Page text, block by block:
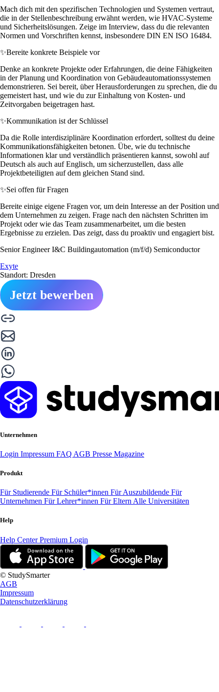
Mach dich mit den spezifischen Technologien und Systemen vertraut,
die in der Stellenbeschreibung erwähnt werden, wie HVAC-Systeme
und Sicherheitslösungen. Zeige im Interview, dass du die relevanten
Normen und Vorschriften kennst, insbesondere DIN EN ISO 16484.
✨Bereite konkrete Beispiele vor
Denke an konkrete Projekte oder Erfahrungen, die deine Fähigkeiten
in der Planung und Koordination von Gebäudeautomationssystemen
demonstrieren. Sei bereit, über Herausforderungen zu sprechen, die du
gemeistert hast, und wie du zur Einhaltung von Kosten- und
Zeitvorgaben beigetragen hast.
✨Kommunikation ist der Schlüssel
Da die Rolle interdisziplinäre Koordination erfordert, solltest du deine
Kommunikationsfähigkeiten betonen. Übe, wie du technische
Informationen klar und verständlich präsentieren kannst, sowohl auf
Deutsch als auch auf Englisch, um sicherzustellen, dass alle
Projektbeteiligten auf dem gleichen Stand sind.
✨Sei offen für Fragen
Bereite einige eigene Fragen vor, um dein Interesse an der Position und
dem Unternehmen zu zeigen. Frage nach den nächsten Schritten im
Projekt oder wie das Team zusammenarbeitet, um die besten
Ergebnisse zu erzielen. Das zeigt, dass du proaktiv und engagiert bist.
Senior Engineer I&C Buildingautomation (m/f/d) Semiconductor
Exyte
Standort: Dresden
Jetzt bewerben
Unternehmen
Login Impressum FAQ AGB Presse Magazine
Produkt
Für Studierende Für Schüler*innen Für Auszubildende Für
Unternehmen Für Lehrer*innen Für Eltern Alle Universitäten
Help
Help CenterPremium Login
© StudySmarter
AGB
Impressum
Datenschutzerklärung